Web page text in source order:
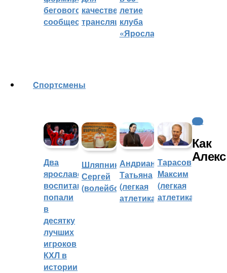
бегового
сообщества
качественных
трансляций
летие
клуба
«Ярославич»
Cпортсмены
Два
ярославских
воспитанника
попали
в
десятку
лучших
игроков
КХЛ в
истории
Шляпников
Сергей
(волейбол)
Андрианова
Татьяна
(легкая
атлетика)
Тарасов
Максим
(легкая
атлетика)
КХЛ
Как
Алекс